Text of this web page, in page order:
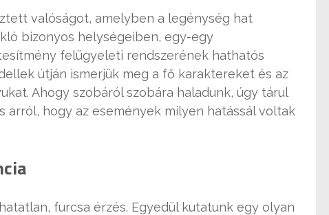
valóságot, amelyben a legénység hat
bizonyos helységeiben, egy-egy
felügyeleti rendszerének hathatós
útján ismerjük meg a fő karaktereket és az
Ahogy szobáról szobára haladunk, úgy tárul
hogy az események milyen hatássál voltak
furcsa érzés. Egyedül kutatunk egy olyan